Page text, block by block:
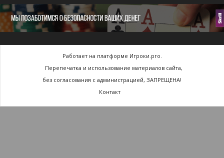
Работает на платформе Игроки.pro.
Перепечатка и использование материалов сайта,
без согласования с администрацией, ЗАПРЕЩЕНА!
Контакт